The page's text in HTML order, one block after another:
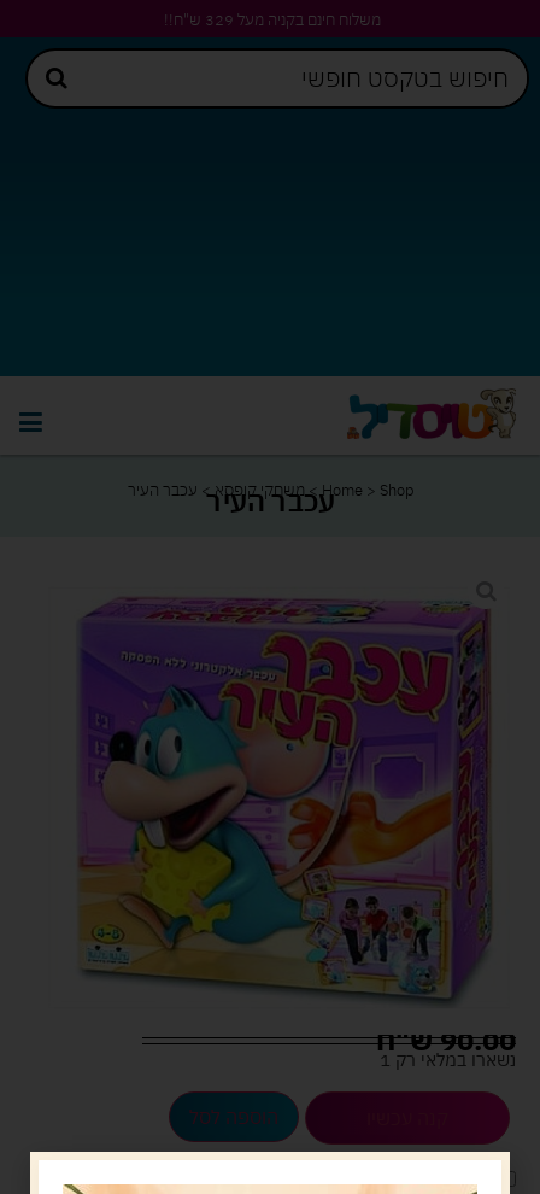
משלוח חינם בקניה מעל 329 ש"ח!!
Home > Shop
>משחקי קופסא> עכבר העיר עכבר העיר
90.00ש"ח
נשארו במלאי רק 1
הוספה לסל
לארוז את המוצר באריזת מתנה5.00 ש"ח ?